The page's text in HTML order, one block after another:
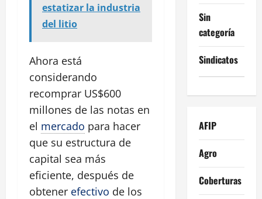
estatizar la industria
del litio
Ahora está
considerando
recomprar US$600
millones de las notas en
el mercado para hacer
que su estructura de
capital sea más
eficiente, después de
obtener efectivo de los
Sin
categoría
Sindicatos
AFIP
Agro
Coberturas